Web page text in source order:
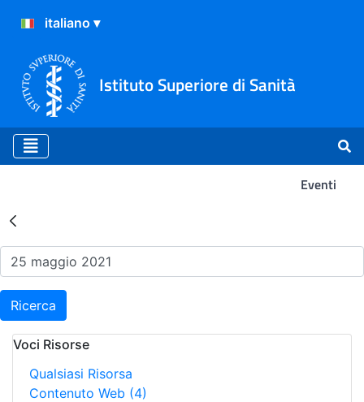
Istituto Superiore di Sanità
Eventi
Risultati della Ricerca -
Ricerca
Voci Risorse
Qualsiasi Risorsa
Contenuto Web (4)